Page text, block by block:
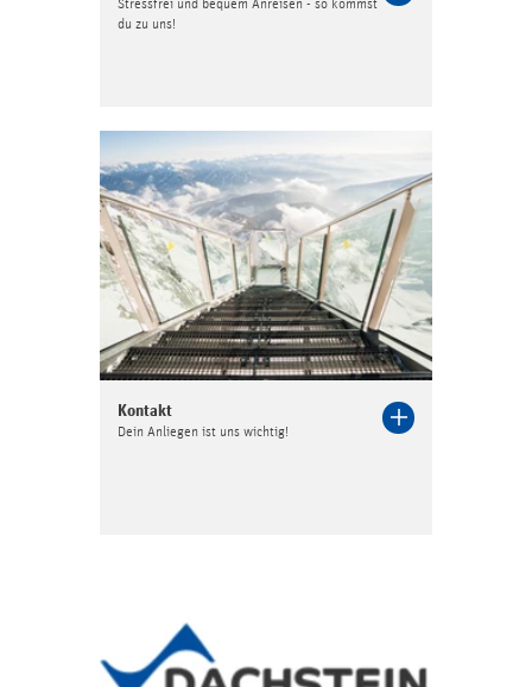
du zu uns!
Kontakt
Dein Anliegen ist uns wichtig!
Language